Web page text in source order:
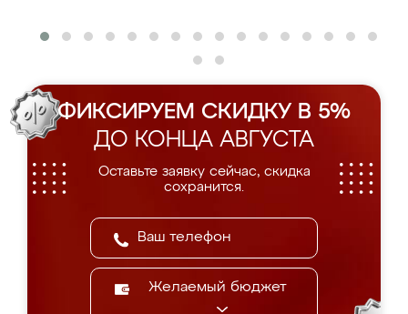
ФИКСИРУЕМ СКИДКУ В 5%
ДО КОНЦА АВГУСТА
Оставьте заявку сейчас, скидка
сохранится.
Желаемый бюджет